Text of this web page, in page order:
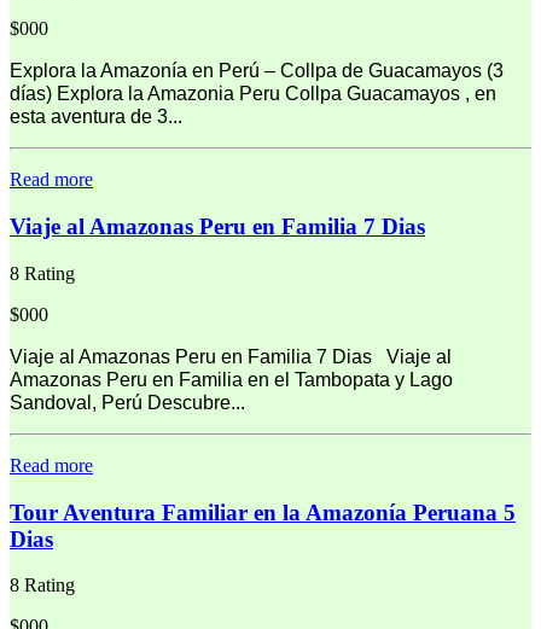
$000
Explora la Amazonía en Perú – Collpa de Guacamayos (3
días) Explora la Amazonia Peru Collpa Guacamayos , en
esta aventura de 3...
Read more
Viaje al Amazonas Peru en Familia 7 Dias
8 Rating
$000
Viaje al Amazonas Peru en Familia 7 Dias Viaje al
Amazonas Peru en Familia en el Tambopata y Lago
Sandoval, Perú Descubre...
Read more
Tour Aventura Familiar en la Amazonía Peruana 5
Dias
8 Rating